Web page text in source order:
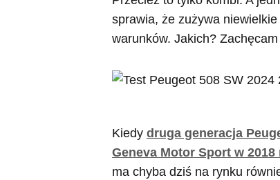
sprawia, że zużywa
warunków. Jakich?
Kiedy druga generacja
Geneva Motor Sport w 2018
ma chyba dziś na rynku